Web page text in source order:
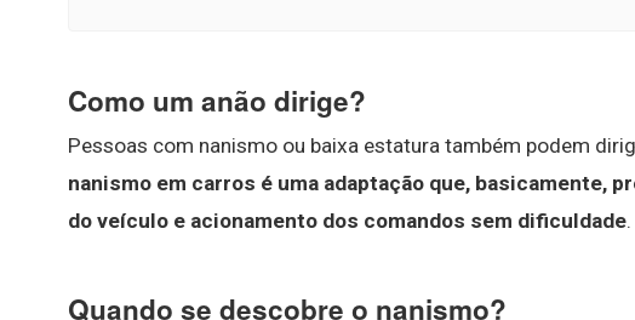
Como um anão dirige?
Pessoas com nanismo ou baixa estatura também podem
nanismo em carros é uma adaptação que, basicamente,
do veículo e acionamento dos comandos sem dificuldade.
Quando se descobre o nanismo?